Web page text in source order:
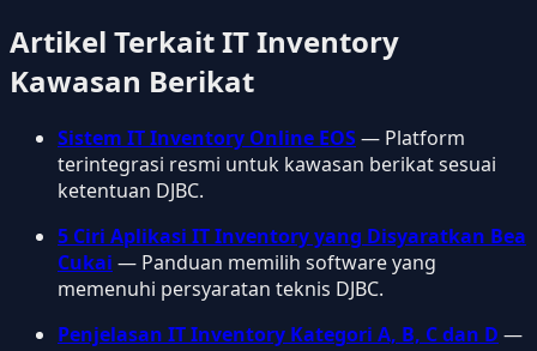
Artikel Terkait IT Inventory
Kawasan Berikat
Sistem IT Inventory Online EOS— Platform
terintegrasi resmi untuk kawasan berikat sesuai
ketentuan DJBC.
5 Ciri Aplikasi IT Inventory yang Disyaratkan Bea
Cukai — Panduan memilih software yang
memenuhi persyaratan teknis DJBC.
Penjelasan IT Inventory Kategori A, B, C dan D —